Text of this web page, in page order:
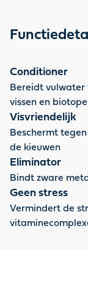
Conditioner
Bereidt vulwater
vissen en
Visvriendelijk
Beschermt
de kieuwen
Eliminator
Bindt zware
Geen stress
Vermindert de